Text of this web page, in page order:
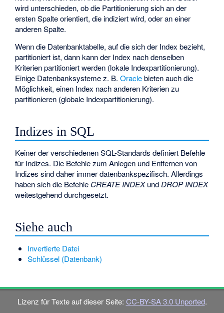
wird unterschieden, ob die Partitionierung sich an der
ersten Spalte orientiert, die indiziert wird, oder an einer
anderen Spalte.
Wenn die Datenbanktabelle, auf die sich der Index bezieht,
partitioniert ist, dann kann der Index nach denselben
Kriterien partitioniert werden (lokale Indexpartitionierung).
Einige Datenbanksysteme z. B.Oraclebieten auch die
Möglichkeit, einen Index nach anderen Kriterien zu
partitionieren (globale Indexpartitionierung).
Indizes in SQL
Keiner der verschiedenen SQL-Standards definiert Befehle
für Indizes. Die Befehle zum Anlegen und Entfernen von
Indizes sind daher immer datenbankspezifisch. Allerdings
haben sich die Befehle CREATE INDEXundDROP INDEX
weitestgehend durchgesetzt.
Siehe auch
Invertierte Datei
Schlüssel (Datenbank)
Lizenz für Texte auf dieser Seite: CC-BY-SA 3.0 Unported.